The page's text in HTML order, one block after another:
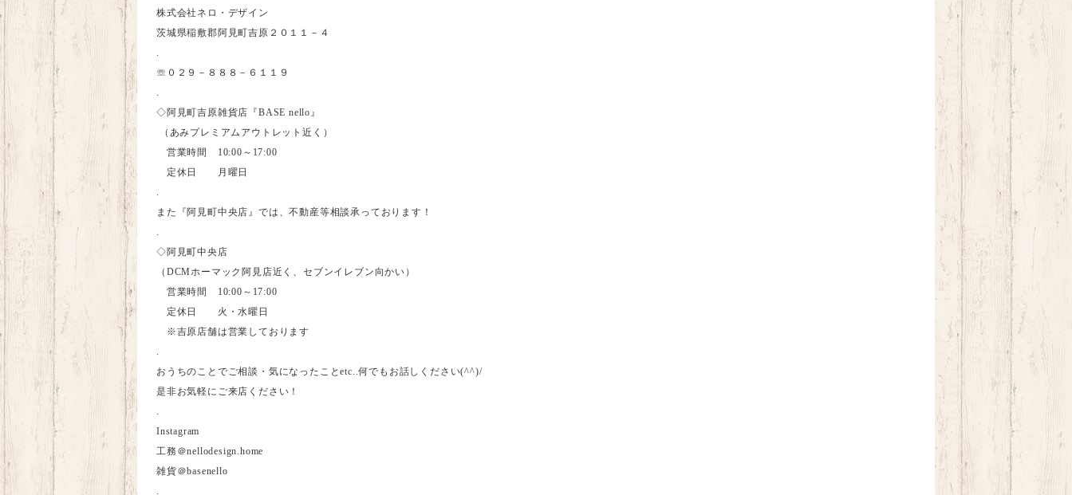
株式会社ネロ・デザイン
茨城県稲敷郡阿見町吉原２０１１－４
.
☏０２９－８８８－６１１９
.
◇阿見町吉原雑貨店 『BASEnello』
（あみプレミアムアウトレット近く）
営業時間 10:00 ～ 17:00
定休日 月曜日
.
また
『阿見町中央店』では、不動産等相談承っております！
.
◇阿見町中央店
（ DCMホーマック阿見店近く、セブンイレブン向かい）
営業時間 10:00 ～ 17:00
定休日 火・水曜日
※吉原店舗は営業しております
.
おうちのことでご相談・気になったことetc..何でもお話しください(^^)/
是非お気軽にご来店ください！
.
Instagram
工務＠nellodesign.home
雑貨＠basenello
.